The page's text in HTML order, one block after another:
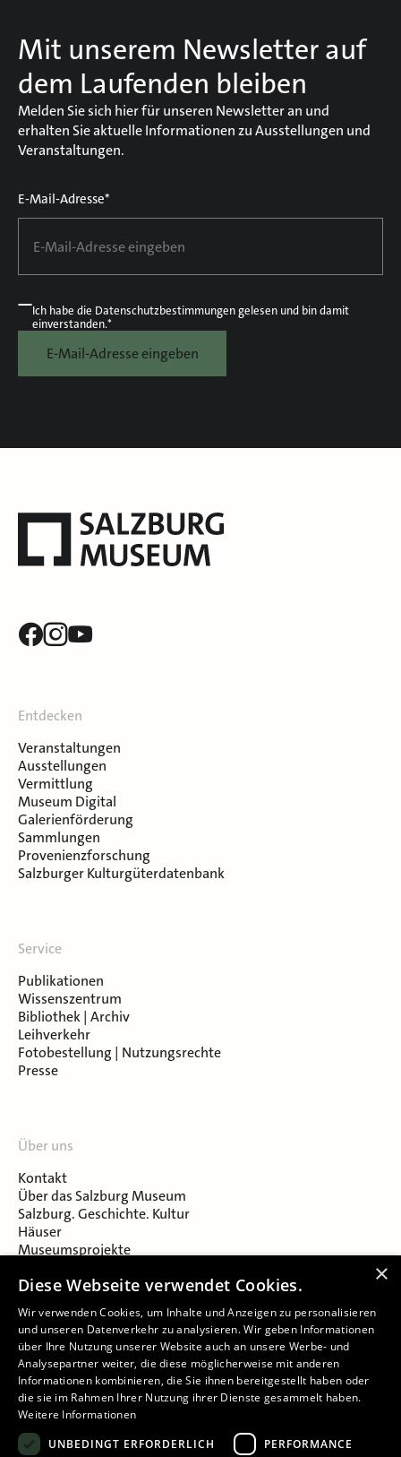
Mit unserem Newsletter auf
dem Laufenden bleiben
Melden Sie sich hier für unseren Newsletter an und
erhalten Sie aktuelle Informationen zu Ausstellungen und
Veranstaltungen.
E-Mail-Adresse*
Ich habe die Datenschutzbestimmungengelesen und bin damit
einverstanden.*
E-Mail-Adresse eingeben
Entdecken
Veranstaltungen
Ausstellungen
Vermittlung
Museum Digital
Galerienförderung
Sammlungen
Provenienzforschung
Salzburger Kulturgüterdatenbank
Service
Publikationen
Wissenszentrum
Bibliothek | Archiv
Leihverkehr
Fotobestellung | Nutzungsrechte
Presse
Über uns
Kontakt
Über das Salzburg Museum
Salzburg. Geschichte. Kultur
Häuser
Museumsprojekte
Museumsverein Celtic Heritage
Impressum
×
Diese Webseite verwendet Cookies.
Wir verwenden Cookies, um Inhalte und Anzeigen zu personalisieren
und unseren Datenverkehr zu analysieren. Wir geben Informationen
über Ihre Nutzung unserer Website auch an unsere Werbe- und
Analysepartner weiter, die diese möglicherweise mit anderen
Informationen kombinieren, die Sie ihnen bereitgestellt haben oder
die sie im Rahmen Ihrer Nutzung ihrer Dienste gesammelt haben.
Weitere Informationen
UNBEDINGT ERFORDERLICH
PERFORMANCE